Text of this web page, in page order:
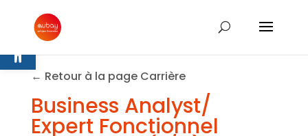
← Retour à la page Carrière
Business Analyst/
Expert Fonctionnel
Ouvrir la barre d’outils